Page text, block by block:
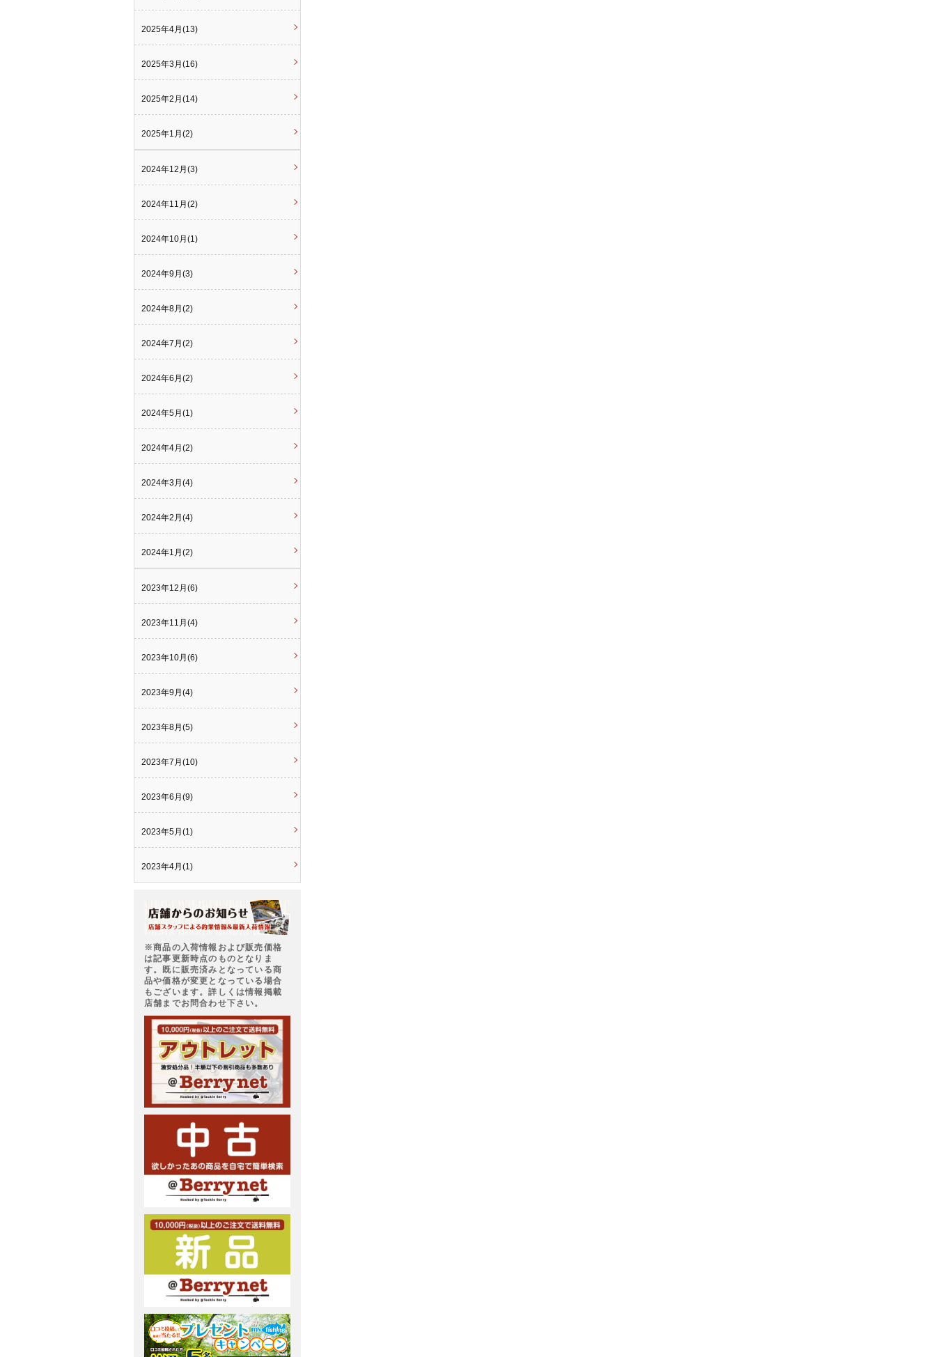
2025年4月(13)
2025年3月(16)
2025年2月(14)
2025年1月(2)
2024年12月(3)
2024年11月(2)
2024年10月(1)
2024年9月(3)
2024年8月(2)
2024年7月(2)
2024年6月(2)
2024年5月(1)
2024年4月(2)
2024年3月(4)
2024年2月(4)
2024年1月(2)
2023年12月(6)
2023年11月(4)
2023年10月(6)
2023年9月(4)
2023年8月(5)
2023年7月(10)
2023年6月(9)
2023年5月(1)
2023年4月(1)
※商品の入荷情報および販売価格
は記事更新時点のものとなりま
す。既に販売済みとなっている商
品や価格が変更となっている場合
もございます。詳しくは情報掲載
店舗までお問合わせ下さい。